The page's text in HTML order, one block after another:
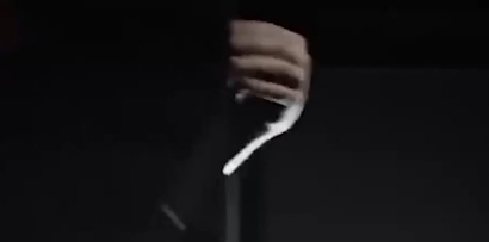
SOLUCIONES EMPRESARIALESMEMBRESÍA
MARSHALL RECORDS